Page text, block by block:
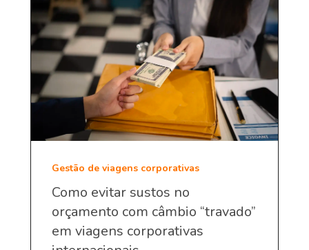
Gestão de viagens corporativas
Como evitar sustos no
orçamento com câmbio “travado”
em viagens corporativas